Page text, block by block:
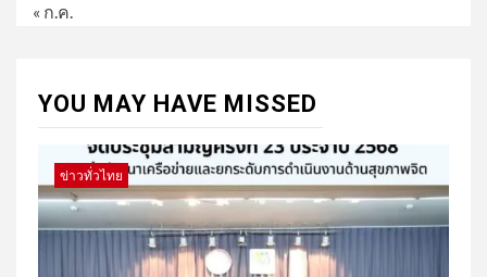
« ก.ค.
YOU MAY HAVE MISSED
ข่าวทั่วไทย